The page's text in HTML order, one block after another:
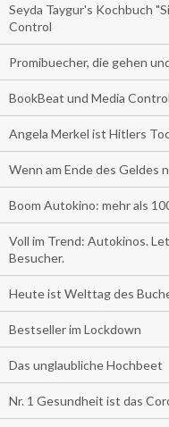
Seyda Taygur's Kochbuch
Control
Promibuecher, die gehen
BookBeat und Media
Angela Merkel ist Hitlers
Wenn am Ende des Geldes
Boom Autokino: mehr als
Voll im Trend: Autokinos.
Besucher.
Heute ist Welttag des
Bestseller im Lockdown
Das unglaubliche Hochbeet
Nr. 1 Gesundheit ist das